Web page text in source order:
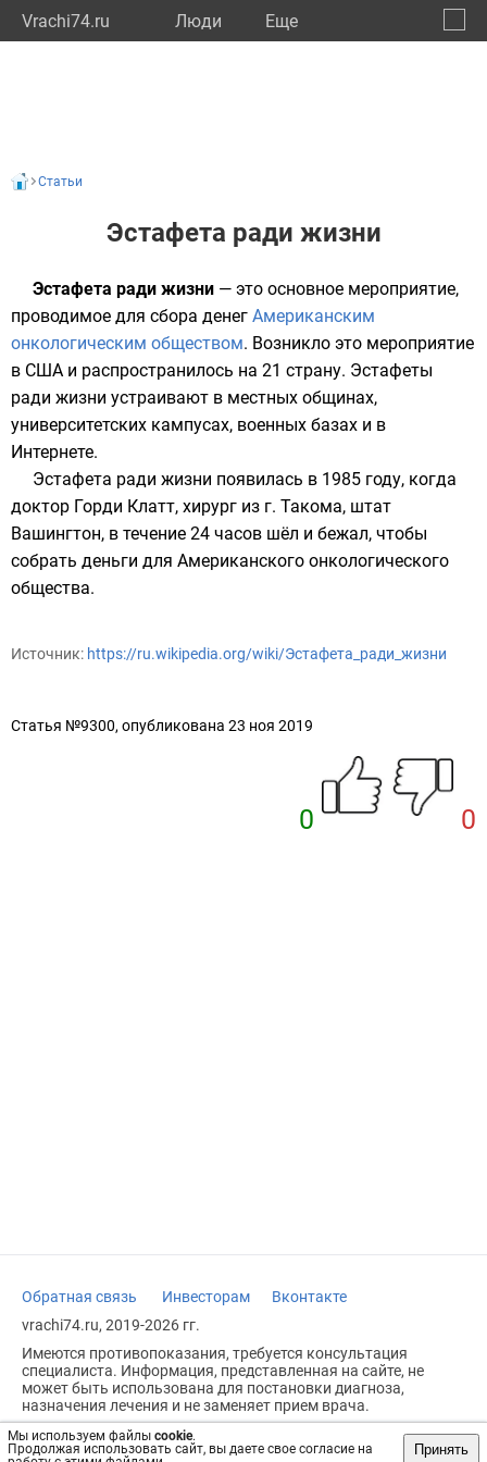
Vrachi74.ru Люди Eще
Мы используем файлы cookie.
Продолжая использовать сайт, вы даете свое согласие на
Принять
Статьи
Эстафета ради жизни
Эстафета ради жизни — это основное мероприятие,
проводимое для сбора денег Американским
онкологическим обществом. Возникло это мероприятие
в США и распространилось на 21 страну. Эстафеты
ради жизни устраивают в местных общинах,
университетских кампусах, военных базах и в
Интернете.
Эстафета ради жизни появилась в 1985 году, когда
доктор Горди Клатт, хирург из г. Такома, штат
Вашингтон, в течение 24 часов шёл и бежал, чтобы
собрать деньги для Американского онкологического
общества.
Источник: https://ru.wikipedia.org/wiki/Эстафета_ради_жизни
Статья №9300, опубликована 23 ноя 2019
0 0
Обратная связь Инвесторам
Вконтакте
vrachi74.ru, 2019-2026 гг.
Имеются противопоказания, требуется консультация
специалиста. Информация, представленная на сайте, не
может быть использована для постановки диагноза,
назначения лечения и не заменяет прием врача.
Возрастное ограничение: 18+